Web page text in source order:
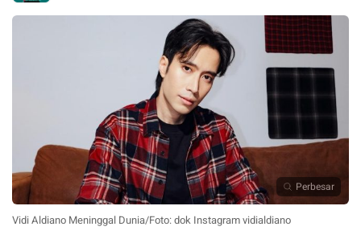
Perbesar
Vidi Aldiano Meninggal Dunia/Foto: dok Instagram vidialdiano